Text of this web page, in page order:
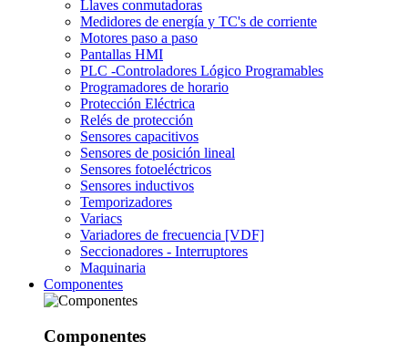
Llaves conmutadoras
Medidores de energía y TC's de corriente
Motores paso a paso
Pantallas HMI
PLC -Controladores Lógico Programables
Programadores de horario
Protección Eléctrica
Relés de protección
Sensores capacitivos
Sensores de posición lineal
Sensores fotoeléctricos
Sensores inductivos
Temporizadores
Variacs
Variadores de frecuencia [VDF]
Seccionadores - Interruptores
Maquinaria
Componentes
Componentes